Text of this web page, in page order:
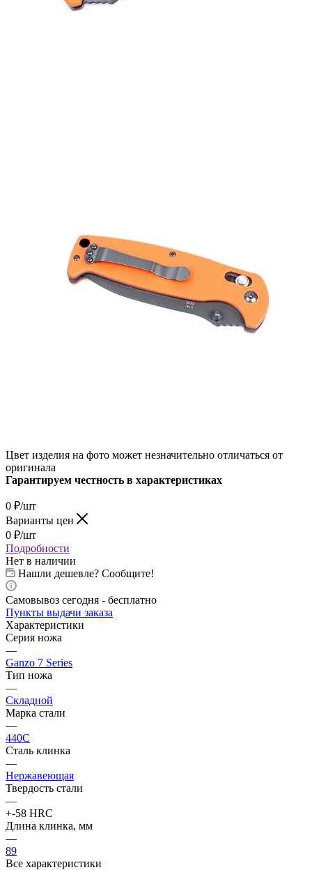
Цвет изделия на фото может незначительно отличаться от
оригинала
Гарантируем честность в характеристиках
0 ₽/шт
Варианты цен
0 ₽/шт
Подробности
Нет в наличии
Нашли дешевле? Сообщите!
Самовывоз сегодня - бесплатно
Пункты выдачи заказа
Характеристики
Серия ножа
—
Ganzo 7 Series
Тип ножа
—
Складной
Марка стали
—
440C
Сталь клинка
—
Нержавеющая
Твердость стали
—
+-58 HRC
Длина клинка, мм
—
89
Все характеристики